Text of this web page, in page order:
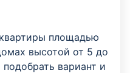
площадью
высотой от 5 до
вариант и